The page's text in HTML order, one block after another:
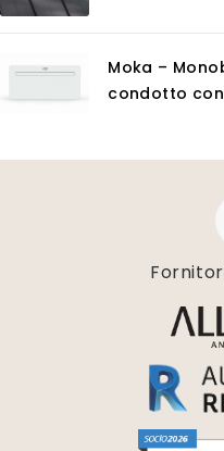
Moka –
condotto con